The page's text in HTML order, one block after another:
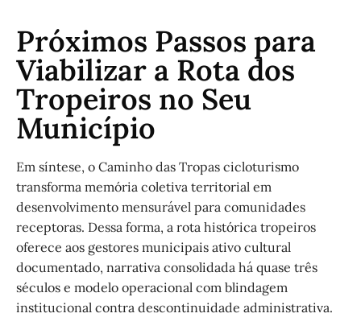
Próximos Passos para
Viabilizar a Rota dos
Tropeiros no Seu
Município
Em síntese, o Caminho das Tropas cicloturismo
transforma memória coletiva territorial em
desenvolvimento mensurável para comunidades
receptoras. Dessa forma, a rota histórica tropeiros
oferece aos gestores municipais ativo cultural
documentado, narrativa consolidada há quase três
séculos e modelo operacional com blindagem
institucional contra descontinuidade administrativa.